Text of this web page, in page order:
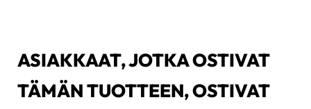
ASIAKKAAT, JOTKA OSTIVAT
TÄMÄN TUOTTEEN, OSTIVAT